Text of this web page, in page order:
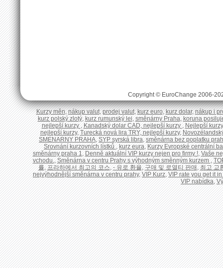
Copyright © EuroChange 2006-
Kurzy měn,nákup valut,prodej valut,kurz euro,kurz dolar,nákup i
kurz polský zlotý,kurz rumunský lei,směnárny Praha,koruna
nejlepší kurzy,Kanadský dolar CAD, nejlepší kurzy,Nejlepší
nejlepší kurzy,Turecká nová lira TRY, nejlepší kurzy,
SMENARNY PRAHA,SYP syrská libra,směnárna bez poplatku
Srovnání kurzovních lístků,kurz eura,Kurzy Evropské centrální
směnárny praha 1,Denně aktuální VIP kurzy nejen pro firmy !,Vaše
vchodu.,Směnárna v centru Prahy s výhodným směnným kurzem,
률,프라하에서 최고의 코스,- 유로 환율,구매 및 로열티 판매,최고 교
nejvýhodnější směnárna v centru prahy,VIP Kurz,VIP rate you get it
VIP nabídka,